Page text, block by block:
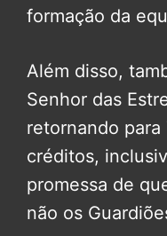
formação da
Além disso,
Senhor das
retornando
créditos,
promessa de
não os